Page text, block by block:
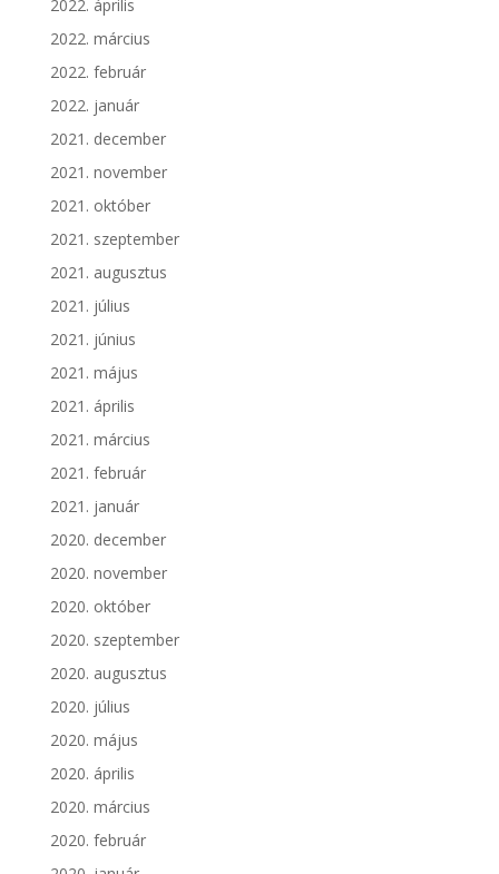
2022. április
2022. március
2022. február
2022. január
2021. december
2021. november
2021. október
2021. szeptember
2021. augusztus
2021. július
2021. június
2021. május
2021. április
2021. március
2021. február
2021. január
2020. december
2020. november
2020. október
2020. szeptember
2020. augusztus
2020. július
2020. május
2020. április
2020. március
2020. február